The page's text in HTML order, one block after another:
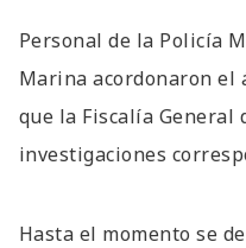
Personal de la Policía
Marina acordonaron el
que la Fiscalía General
investigaciones
Hasta el momento se